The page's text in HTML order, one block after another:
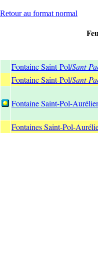
Retour au format normal
Fontaine Saint-Pol/Sant-
Fontaine Saint-Pol/Sant-
Fontaine Saint-Pol-
Fontaines Saint-Pol-